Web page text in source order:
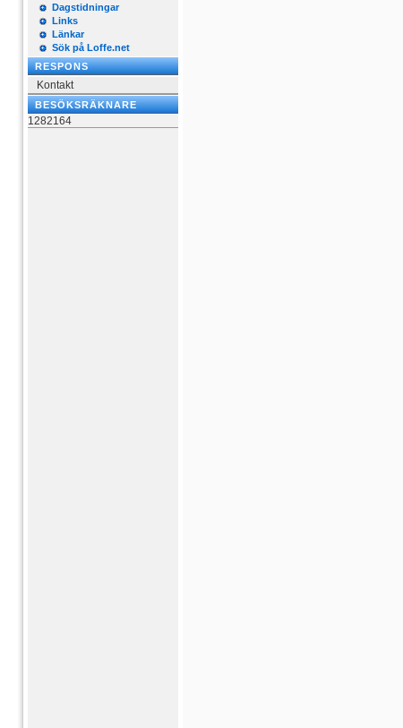
Dagstidningar
Links
Länkar
Sök på Loffe.net
RESPONS
Kontakt
BESÖKSRÄKNARE
1282164